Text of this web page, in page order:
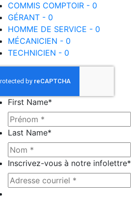
COMMIS COMPTOIR - 0
GÉRANT - 0
HOMME DE SERVICE - 0
MÉCANICIEN - 0
TECHNICIEN - 0
First Name*
Last Name*
Inscrivez-vous à notre infolettre*